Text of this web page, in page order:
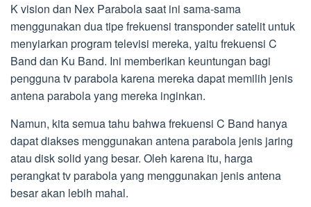
K vision dan Nex Parabola saat ini sama-sama
menggunakan dua tipe frekuensi transponder satelit untuk
menyiarkan program televisi mereka, yaitu frekuensi C
Band dan Ku Band. Ini memberikan keuntungan bagi
pengguna tv parabola karena mereka dapat memilih jenis
antena parabola yang mereka inginkan.
Namun, kita semua tahu bahwa frekuensi C Band hanya
dapat diakses menggunakan antena parabola jenis jaring
atau disk solid yang besar. Oleh karena itu, harga
perangkat tv parabola yang menggunakan jenis antena
besar akan lebih mahal.